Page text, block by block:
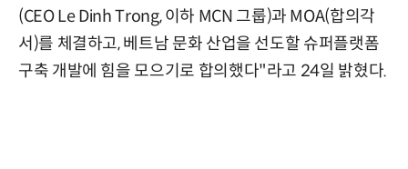
(CEO Le Dinh Trong, 이하 MCN 그룹)과 MOA(합의각
서)를 체결하고, 베트남 문화 산업을 선도할 슈퍼플랫폼
구축 개발에 힘을 모으기로 합의했다"라고 24일 밝혔다.